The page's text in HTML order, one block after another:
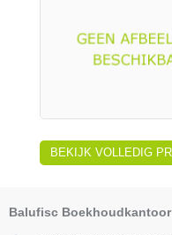
BEKIJK VOLLEDIG
Balufisc Boekhoudkantoor